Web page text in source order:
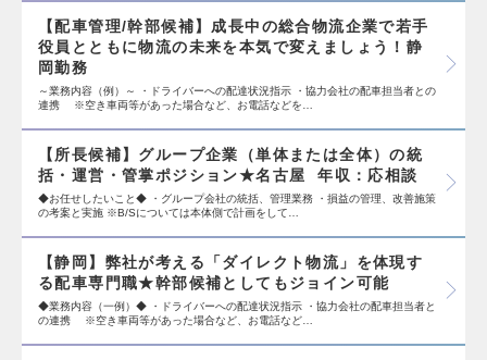
【配車管理/幹部候補】成長中の総合物流企業で若手
役員とともに物流の未来を本気で変えましょう！静
岡勤務
～業務内容（例）～ ・ドライバーへの配達状況指示 ・協力会社の配車担当者との
連携 ※空き車両等があった場合など、お電話などを…
【所長候補】グループ企業（単体または全体）の統
括・運営・管掌ポジション★名古屋 年収：応相談
◆お任せしたいこと◆ ・グループ会社の統括、管理業務 ・損益の管理、改善施策
の考案と実施 ※B/Sについては本体側で計画をして…
【静岡】弊社が考える「ダイレクト物流」を体現す
る配車専門職★幹部候補としてもジョイン可能
◆業務内容（一例）◆ ・ドライバーへの配達状況指示 ・協力会社の配車担当者と
の連携 ※空き車両等があった場合など、お電話など…